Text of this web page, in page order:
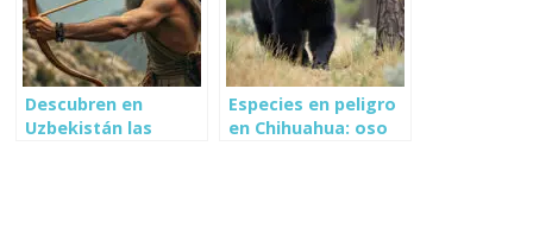
Descubren en
Uzbekistán las
Especies en peligro
en Chihuahua: oso